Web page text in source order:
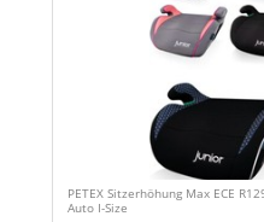
PETEX Sitzerhöhung Max ECE
Auto I-Size